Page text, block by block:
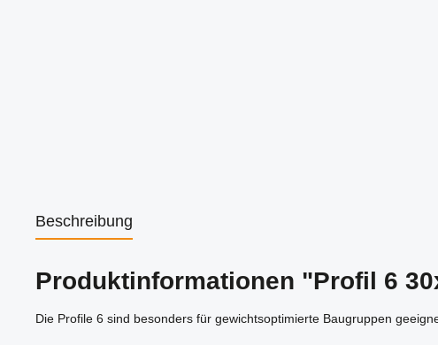
Beschreibung
Produktinformationen "Profil 6
Die Profile 6 sind besonders für gewichtsoptimierte Baugruppen